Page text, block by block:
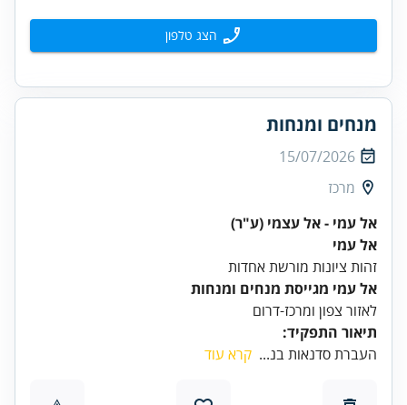
הצג טלפון
מנחים ומנחות
15/07/2026
מרכז
אל עמי - אל עצמי (ע"ר)
אל עמי
זהות ציונות מורשת אחדות
אל עמי מגייסת מנחים ומנחות
לאזור צפון ומרכז-דרום
תיאור התפקיד:
העברת סדנאות בנ... קרא עוד